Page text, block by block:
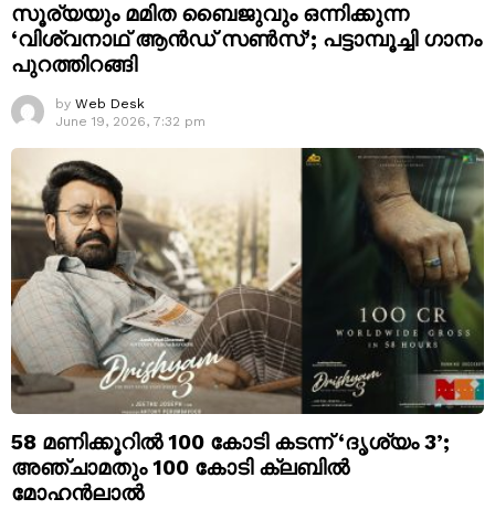
സൂര്യയും മമിത ബൈജുവും ഒന്നിക്കുന്ന
‘വിശ്വനാഥ് ആൻഡ് സൺസ്’; പട്ടാമ്പൂച്ചി ഗാനം
പുറത്തിറങ്ങി
by Web Desk
June 19, 2026, 7:32 pm
58 മണിക്കൂറിൽ 100 കോടി കടന്ന് ‘ദൃശ്യം 3’;
അഞ്ചാമതും 100 കോടി ക്ലബിൽ
മോഹൻലാൽ